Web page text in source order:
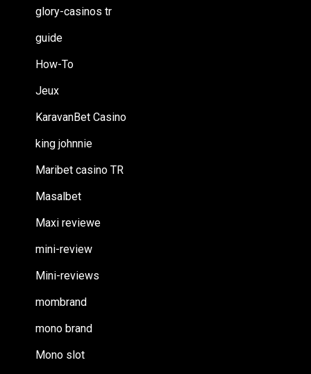
glory-casinos tr
guide
How-To
Jeux
KaravanBet Casino
king johnnie
Maribet casino TR
Masalbet
Maxi reviewe
mini-review
Mini-reviews
mombrand
mono brand
Mono slot